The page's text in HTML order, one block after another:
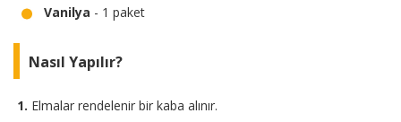
Vanilya - 1 paket
Nasıl Yapılır?
Elmalar rendelenir bir kaba alınır.